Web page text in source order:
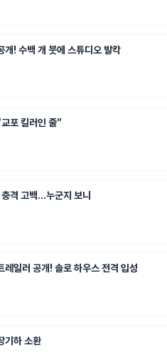
개! 수백 개 붓에 스튜디오 발칵
포 킬러인 줄”
격 고백…누군지 보니
일러 공개! 솔로 하우스 전격 입성
기하 소환